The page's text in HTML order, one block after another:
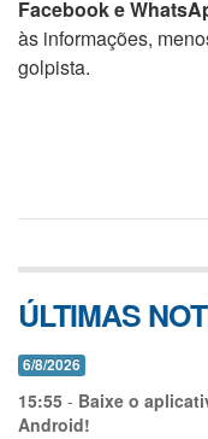
Facebook e
às informações,
golpista.
ÚLTIMAS
6/8/2026
15:55 - Baixe o
Android!